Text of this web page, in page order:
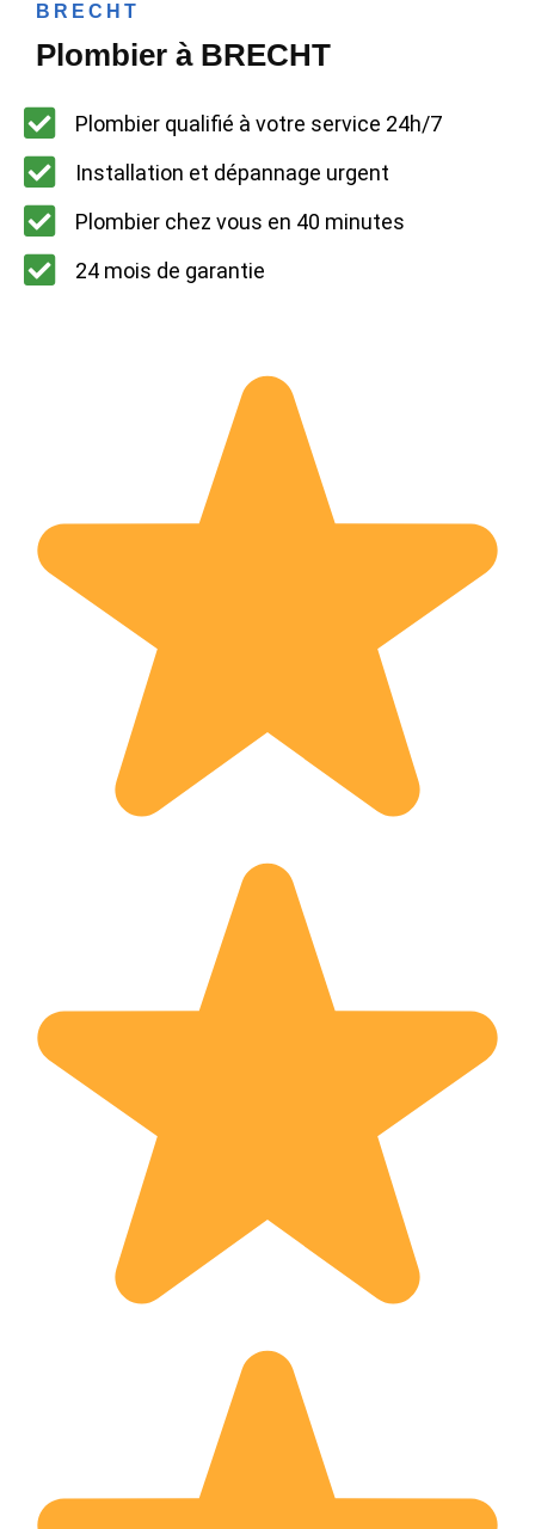
BRECHT
Plombier à BRECHT
Plombier qualifié à votre service 24h/7
Installation et dépannage urgent
Plombier chez vous en 40 minutes
24 mois de garantie